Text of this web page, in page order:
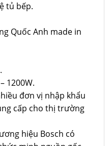
tủ bếp.
Quốc Anh made in
1200W.
đơn vị nhập khẩu
cấp cho thị trường
hiệu Bosch có